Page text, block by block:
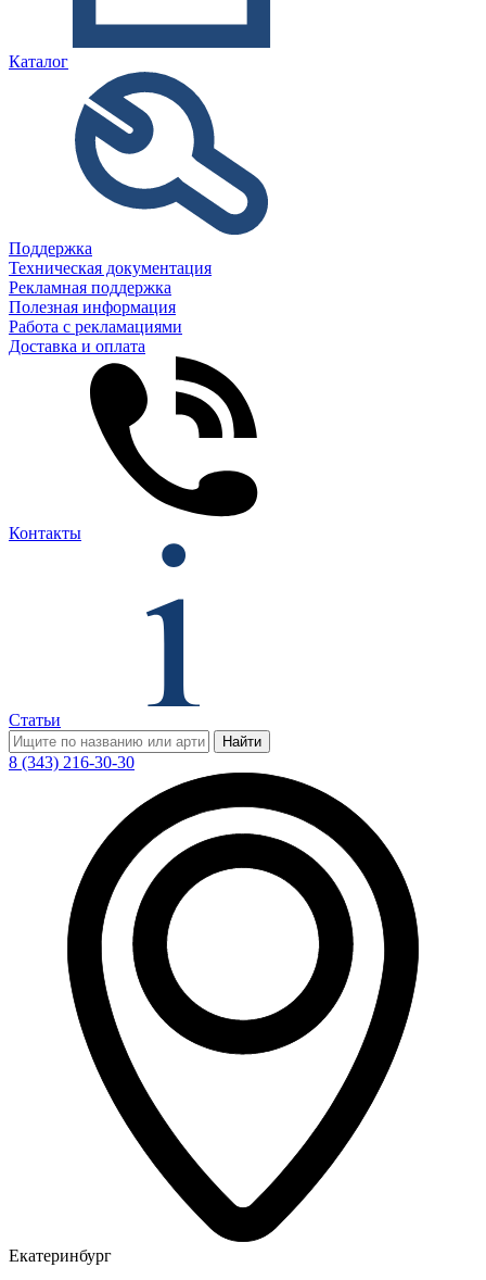
Каталог
Поддержка
Техническая документация
Рекламная поддержка
Полезная информация
Работа с рекламациями
Доставка и оплата
Контакты
Статьи
Найти
8 (343) 216-30-30
Екатеринбург